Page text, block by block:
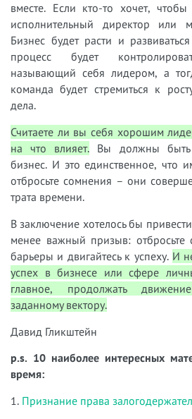
вместе. Если кто-то хочет,
исполнительный директор или
Бизнес будет расти и
процесс будет
называющий себя лидером, а
команда будет стремиться к
дела.
Считаете ли вы себя хорошим
на что влияет. Вы должны быть
бизнес. И это единственное, что
отбросьте сомнения – они
трата времени.
В заключение хотелось бы
менее важный призыв: отбросьте
барьеры и двигайтесь к успеху. И
успех в бизнесе или сфере
главное, продолжать
заданному вектору.
Давид Гликштейн
p.s. 10 наиболее интересных
время:
1. Признание права